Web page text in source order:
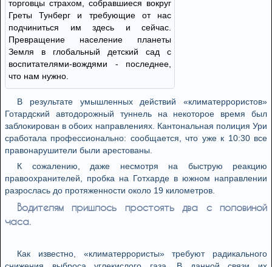
торговцы страхом, собравшиеся вокруг
Греты Тунберг и требующие от нас
подчиниться им здесь и сейчас.
Превращение население планеты
Земля в глобальный детский сад с
воспитателями-вождями - последнее,
что нам нужно.
В результате умышленных действий «климатеррористов»
Готардский автодорожный туннель на некоторое время был
заблокирован в обоих направлениях. Кантональная полиция Ури
сработала профессионально: сообщается, что уже к 10:30 все
правонарушители были арестованы.
К сожалению, даже несмотря на быструю реакцию
правоохранителей, пробка на Готхарде в южном направлении
разрослась до протяженности около 19 километров.
Водителям пришлось простоять два с половиной
часа.
Как известно, «климатеррористы» требуют радикального